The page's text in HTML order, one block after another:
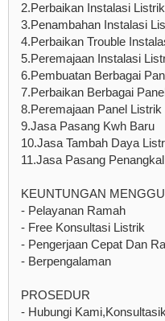
2.Perbaikan Instalasi Listrik
3.Penambahan Instalasi
4.Perbaikan Trouble
5.Peremajaan Instalasi
6.Pembuatan Berbagai
7.Perbaikan Berbagai
8.Peremajaan Panel Listrik
9.Jasa Pasang Kwh Baru
10.Jasa Tambah Daya
11.Jasa Pasang
KEUNTUNGAN
- Pelayanan Ramah
- Free Konsultasi Listrik
- Pengerjaan Cepat Dan
- Berpengalaman
PROSEDUR
- Hubungi